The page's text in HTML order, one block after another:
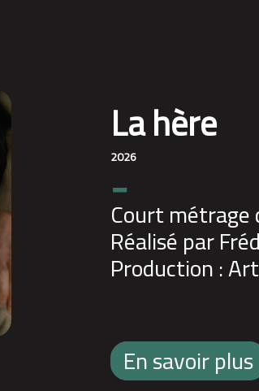
La hère
2026
-
Court
Réalisé par
Production :
En savoir plus